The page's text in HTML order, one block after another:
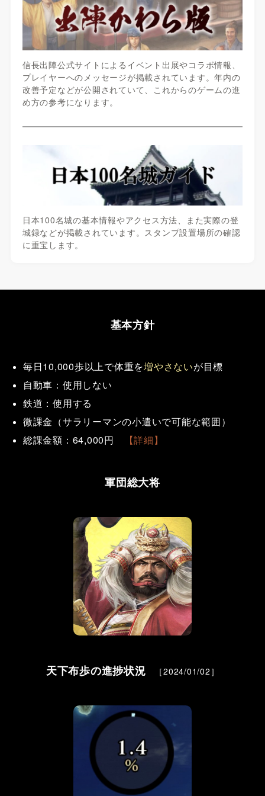
信長出陣公式サイトによるイベント出展やコラボ情報、
プレイヤーへのメッセージが掲載されています。年内の
改善予定などが公開されていて、これからのゲームの進
め方の参考になります。
日本100名城の基本情報やアクセス方法、また実際の登
城録などが掲載されています。スタンプ設置場所の確認
に重宝します。
基本方針
毎日10,000歩以上で体重を増やさないが目標
自動車：使用しない
鉄道：使用する
微課金（サラリーマンの小遣いで可能な範囲）
総課金額：64,000円
【詳細】
軍団総大将
天下布歩の進捗状況 ［2024/01/02］